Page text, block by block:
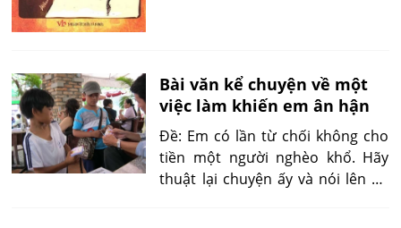
Bài văn kể chuyện về một
việc làm khiến em ân hận
Đề: Em có lần từ chối không cho
tiền một người nghèo khổ. Hãy
thuật lại chuyện ấy và nói lên sự